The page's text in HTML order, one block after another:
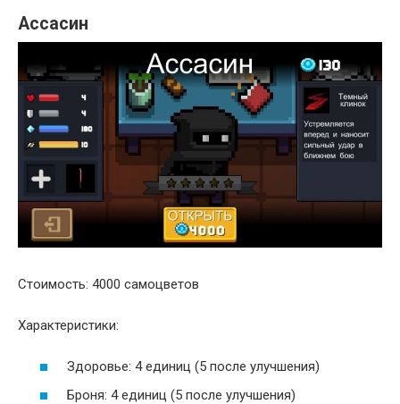
Ассасин
Стоимость: 4000 самоцветов
Характеристики:
Здоровье: 4 единиц (5 после улучшения)
Броня: 4 единиц (5 после улучшения)